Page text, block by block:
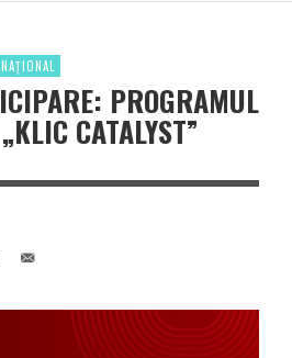
PROGRAMUL
CATALYST”